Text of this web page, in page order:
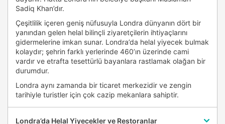
Sadiq Khan’dır.
Çeşitlilik içeren geniş nüfusuyla Londra dünyanın dört bir
yanından gelen helal bilinçli ziyaretçilerin ihtiyaçlarını
gidermelerine imkan sunar. Londra’da helal yiyecek bulmak
kolaydır; şehrin farklı yerlerinde 460’ın üzerinde cami
vardır ve etrafta tesettürlü bayanlara rastlamak olağan bir
durumdur.
Londra aynı zamanda bir ticaret merkezidir ve zengin
tarihiyle turistler için çok cazip mekanlara sahiptir.
Londra’da Helal Yiyecekler ve Restoranlar